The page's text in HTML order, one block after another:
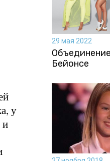
у
и
29 мая 2022
Бейонсе